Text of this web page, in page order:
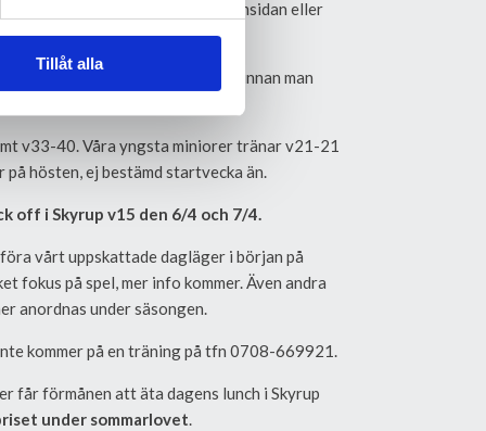
Tillåt alla
ovan utan görs via Min Golf, hemsidan eller
bolagets BG.
att få testa träna 2-3 ggr innan man
v33-40. Våra yngsta miniorer tränar v21-21
på hösten, ej bestämd startvecka än.
off i Skyrup v15 den 6/4 och 7/4.
vårt uppskattade dagläger i början på
fokus på spel, mer info kommer. Även andra
anordnas under säsongen.
kommer på en träning på tfn 0708-669921.
får förmånen att äta dagens lunch i Skyrup
under sommarlovet.